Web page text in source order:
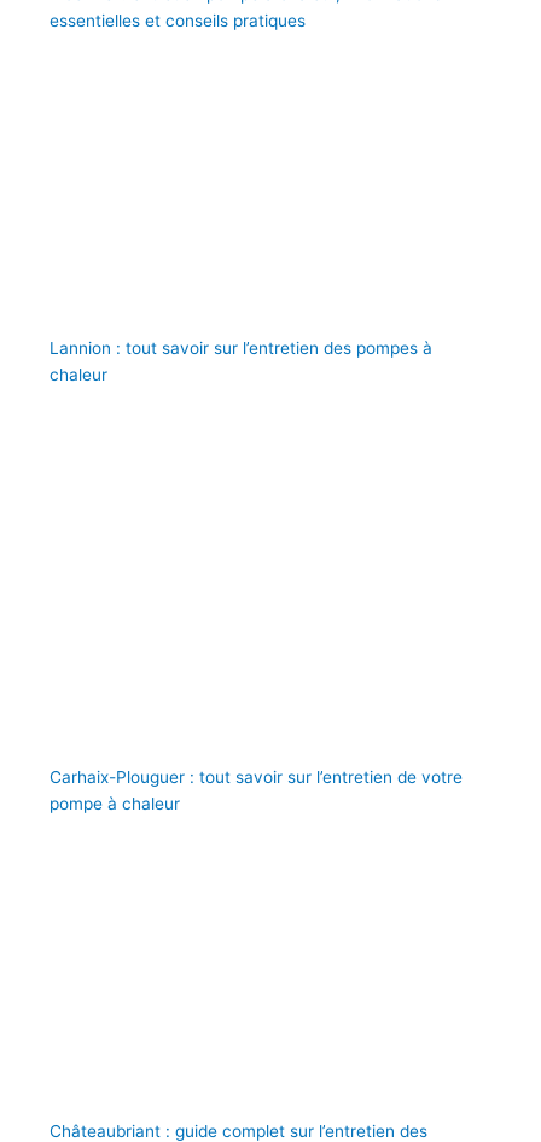
essentielles et conseils pratiques
Lannion : tout savoir sur l’entretien des pompes à
chaleur
Carhaix-Plouguer : tout savoir sur l’entretien de votre
pompe à chaleur
Châteaubriant : guide complet sur l’entretien des